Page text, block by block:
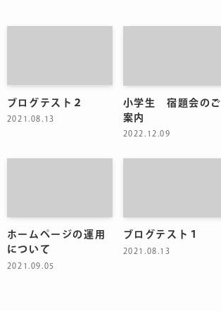
ブログテスト２
2021.08.13
小学生 宿題会のご
案内
2022.12.09
ホームページの運用
について
2021.09.05
ブログテスト１
2021.08.13